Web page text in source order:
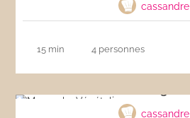
cassandre
15 min 4 personnes
cassandre